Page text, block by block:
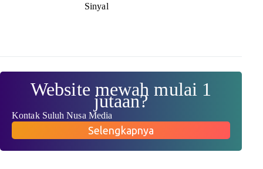
Sinyal
Website mewah mulai 1
jutaan?
Kontak Suluh Nusa Media
Selengkapnya